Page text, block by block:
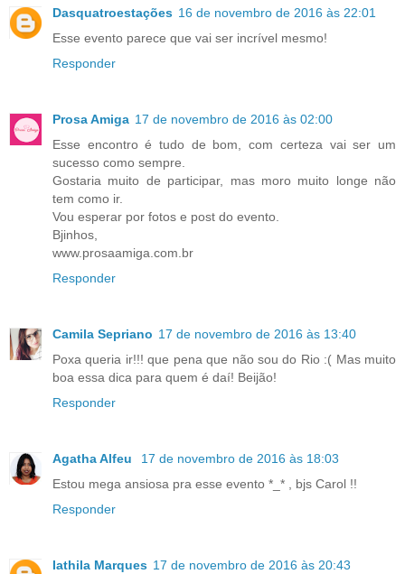
Dasquatroestações 16 de novembro de 2016 às 22:01
Esse evento parece que vai ser incrível mesmo!
Responder
Prosa Amiga 17 de novembro de 2016 às 02:00
Esse encontro é tudo de bom, com certeza vai ser um
sucesso como sempre.
Gostaria muito de participar, mas moro muito longe não
tem como ir.
Vou esperar por fotos e post do evento.
Bjinhos,
www.prosaamiga.com.br
Responder
Camila Sepriano 17 de novembro de 2016 às 13:40
Poxa queria ir!!! que pena que não sou do Rio :( Mas muito
boa essa dica para quem é daí! Beijão!
Responder
Agatha Alfeu
17 de novembro de 2016 às 18:03
Estou mega ansiosa pra esse evento *_* , bjs Carol !!
Responder
Iathila Marques 17 de novembro de 2016 às 20:43